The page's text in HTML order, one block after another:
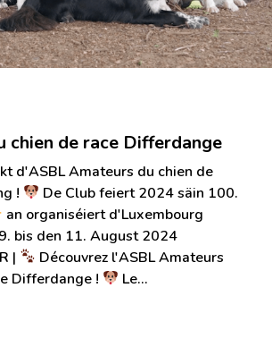
chien de race Differdange
d'ASBL Amateurs du chien de
!
De Club feiert 2024 säin 100.
an organiséiert d'Luxembourg
bis den 11. August 2024
|
Découvrez l'ASBL Amateurs
Differdange !
Le…